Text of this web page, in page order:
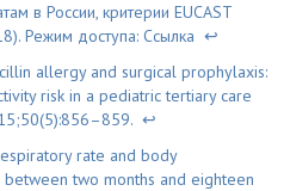
в России, критерии EUCAST
Режим доступа: Ссылка ↩
allergy and surgical prophylaxis:
risk in a pediatric tertiary care
↩
rate and body
two months and eighteen